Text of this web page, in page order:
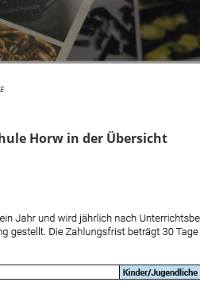
Horw in der Übersicht